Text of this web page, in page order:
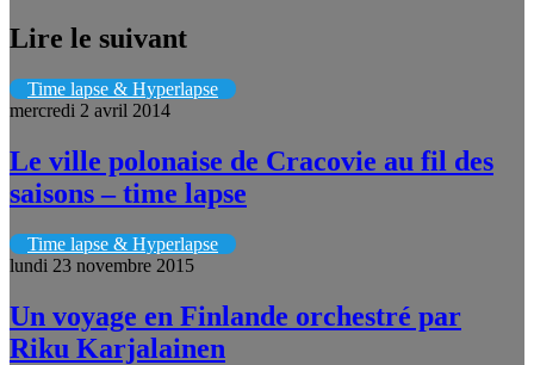
Lire le suivant
Time lapse & Hyperlapse
mercredi 2 avril 2014
Le ville polonaise de Cracovie au fil des
saisons – time lapse
Time lapse & Hyperlapse
lundi 23 novembre 2015
Un voyage en Finlande orchestré par
Riku Karjalainen